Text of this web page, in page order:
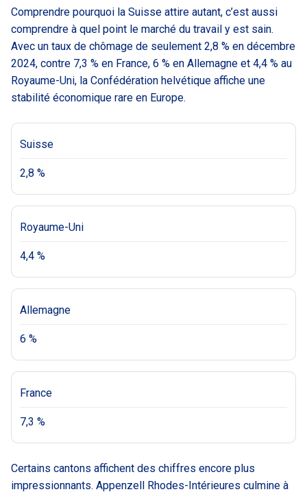
Comprendre pourquoi la Suisse attire autant, c’est aussi
comprendre à quel point le marché du travail y est sain.
Avec un taux de chômage de seulement 2,8 % en décembre
2024, contre 7,3 % en France, 6 % en Allemagne et 4,4 % au
Royaume-Uni, la Confédération helvétique affiche une
stabilité économique rare en Europe.
Suisse
2,8 %
Royaume-Uni
4,4 %
Allemagne
6 %
France
7,3 %
Certains cantons affichent des chiffres encore plus
impressionnants. Appenzell Rhodes-Intérieures culmine à